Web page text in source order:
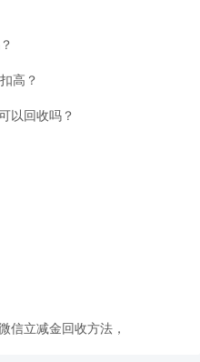
高？
以回收吗？
信立减金回收方法，